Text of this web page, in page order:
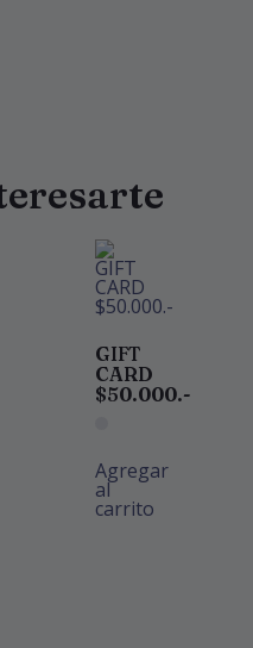
GIFT
CARD
$50.000.-
Agregar
al
carrito